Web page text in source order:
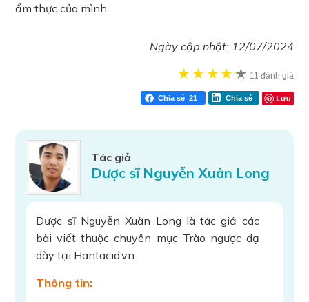
ẩm thực của mình.
Ngày cập nhật: 12/07/2024
★★★★★
★ 11 đánh giá
Chia sẻ 21 Chia sẻ Lưu
Tác giả
Dược sĩ Nguyễn Xuân Long
Dược sĩ Nguyễn Xuân Long là tác giả các
bài viết thuộc chuyên mục Trào ngược dạ
dày tại Hantacid.vn.
Thông tin: